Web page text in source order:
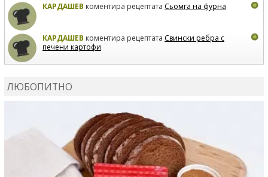
КАРДАШЕВ коментира рецептата Сьомга на фурна
КАРДАШЕВ коментира рецептата Свински ребра с
печени картофи
ЛЮБОПИТНО